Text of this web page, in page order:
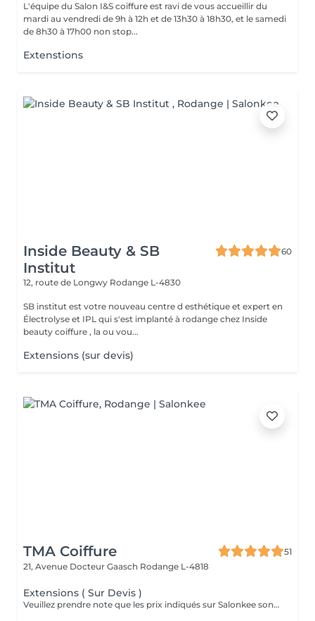
L'équipe du Salon I&S coiffure est ravi de vous accueillir du
mardi au vendredi de 9h à 12h et de 13h30 à 18h30, et le samedi
de 8h30 à 17h00 non stop...
Extenstions
Inside Beauty & SB
Institut
60
12, route de Longwy Rodange L-4830
SB institut est votre nouveau centre d esthétique et expert en
Électrolyse et IPL qui s'est implanté à rodange chez Inside
beauty coiffure , la ou vou...
Extensions (sur devis)
TMA Coiffure
51
21, Avenue Docteur Gaasch Rodange L-4818
Extensions ( Sur Devis )
Veuillez prendre note que les prix indiqués sur Salonkee sont communiqués à titre informatif et s'entendent de base. Ces derniers sont susceptibles de varier selon le diagnostic réalisé à votre arrivée au salon et l'expertise du professionnel à qui vous confiez votre beauté. Dans tous les cas, un devis précis vous sera proposé et toutes réalisations de prestations seront effectuées avec votre accord. Un grand merci d'avance pour votre compréhension. Au plaisir de vous revoir très vite.